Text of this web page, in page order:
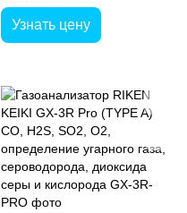
Узнать цену